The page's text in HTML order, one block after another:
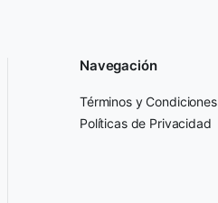
Navegación
Términos y Condiciones
Políticas de Privacidad